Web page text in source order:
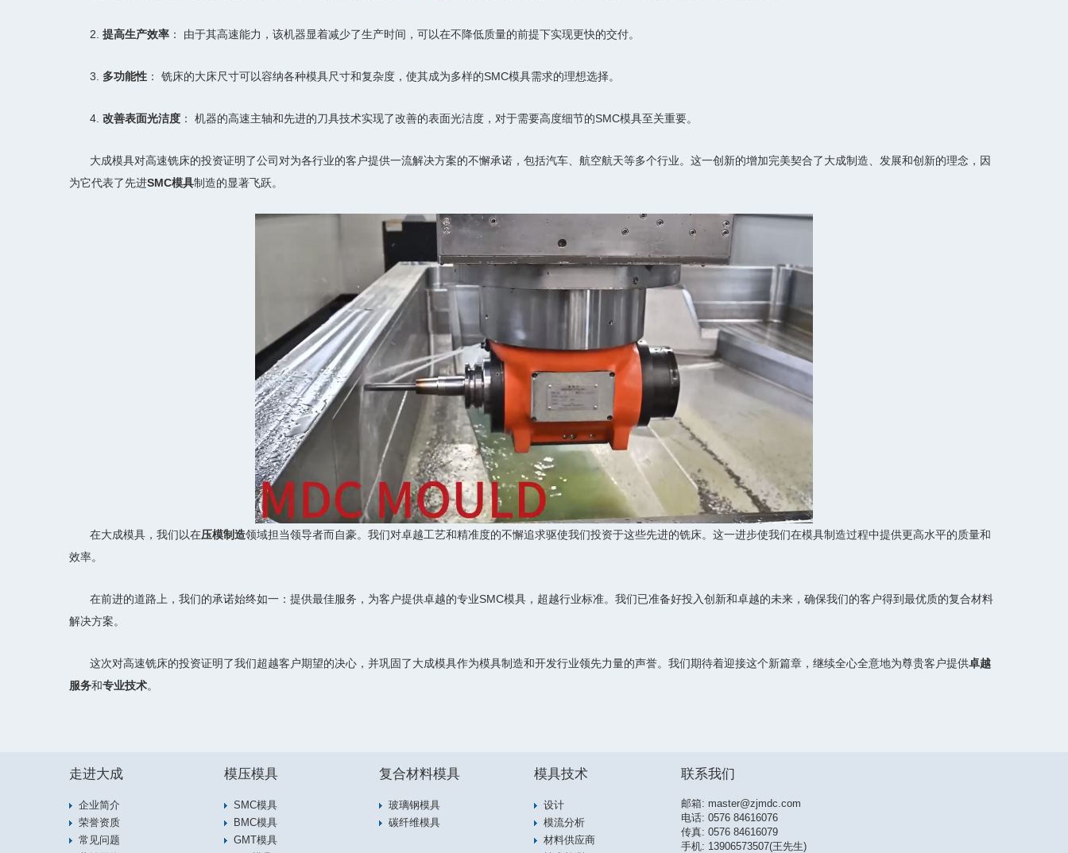
2. 提高生产效率 ： 由于其高速能力，该机器显着减少了生产时间，可以在不降低质量的前提下实现更快的交付。
3. 多功能性 ： 铣床的大床尺寸可以容纳各种模具尺寸和复杂度，使其成为多样的SMC模具需求的理想选择。
4. 改善表面光洁度 ： 机器的高速主轴和先进的刀具技术实现了改善的表面光洁度，对于需要高度细节的SMC模具至关重要。
大成模具对高速铣床的投资证明了公司对为各行业的客户提供一流解决方案的不懈承诺，包括汽车、航空航天等多个行业。这一创新的增加完美契合了大成制造、发展和创新的理念，因
为它代表了先进SMC模具制造的显著飞跃。
在大成模具，我们以在压模制造领域担当领导者而自豪。我们对卓越工艺和精准度的不懈追求驱使我们投资于这些先进的铣床。这一进步使我们在模具制造过程中提供更高水平的质量和
效率。
在前进的道路上，我们的承诺始终如一：提供最佳服务，为客户提供卓越的专业SMC模具，超越行业标准。我们已准备好投入创新和卓越的未来，确保我们的客户得到最优质的复合材料
解决方案。
这次对高速铣床的投资证明了我们超越客户期望的决心，并巩固了大成模具作为模具制造和开发行业领先力量的声誉。我们期待着迎接这个新篇章，继续全心全意地为尊贵客户提供卓越
服务和专业技术。
走进大成
企业简介
荣誉资质
常见问题
模压模具
SMC模具
BMC模具
GMT模具
复合材料模具
玻璃钢模具
碳纤维模具
模具技术
设计
模流分析
材料供应商
联系我们
邮箱: master@zjmdc.com
电话: 0576 84616076
传真: 0576 84616079
手机: 13906573507(王先生)